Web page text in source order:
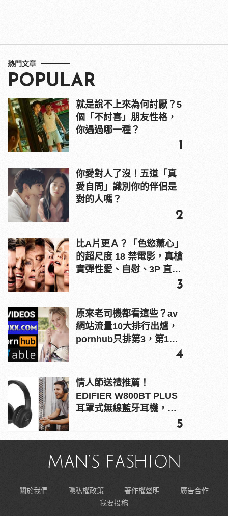
熱門文章
POPULAR
就是說不上來為何討厭？5
個「不討喜」朋友性格，
你遇過哪一種？
1
你愛對人了沒！五道「真
愛自問」識別你的伴侶是
對的人嗎？
2
比A片更Ａ？「色慾薰心」
的超尺度 18 禁電影，真槍
實彈性愛、自慰、3P 直接
3
原來老司機都看這些？av
網站流量10大排行出爐，
pornhub只排第3，第1名
4
情人節送禮推薦！
EDIFIER W800BT PLUS
耳罩式無線藍牙耳機，在
5
關於我們 隱私權政策 著作權聲明
廣告合作
我要投稿